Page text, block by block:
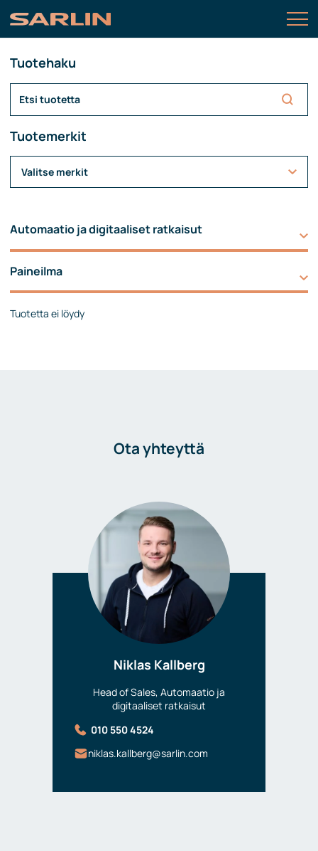
Tuotehaku
Tuotemerkit
Valitse merkit
Automaatio ja digitaaliset ratkaisut
Paineilma
Tuotetta ei löydy
Ota yhteyttä
Niklas Kallberg
Head of Sales, Automaatio ja
digitaaliset ratkaisut
010 550 4524
niklas.kallberg@sarlin.com